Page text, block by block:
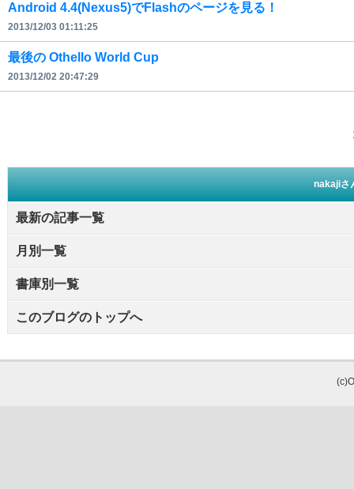
Android 4.4(Nexus5)でFlashのページを見る！
2013/12/03 01:11:25
最後の Othello World Cup
2013/12/02 20:47:29
nakajiさ
最新の記事一覧
月別一覧
書庫別一覧
このブログのトップへ